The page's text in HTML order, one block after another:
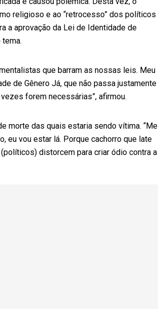
religioso e ao “retrocesso” dos políticos
a aprovação da Lei de Identidade de
que barram as nossas leis. Meu
de Gênero Já, que não passa justamente
forem necessárias”, afirmou.
morte das quais estaria sendo vítima. “Me
eu vou estar lá. Porque cachorro que late
distorcem para criar ódio contra a